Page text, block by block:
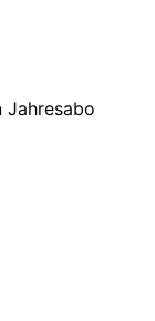
Jahresabo